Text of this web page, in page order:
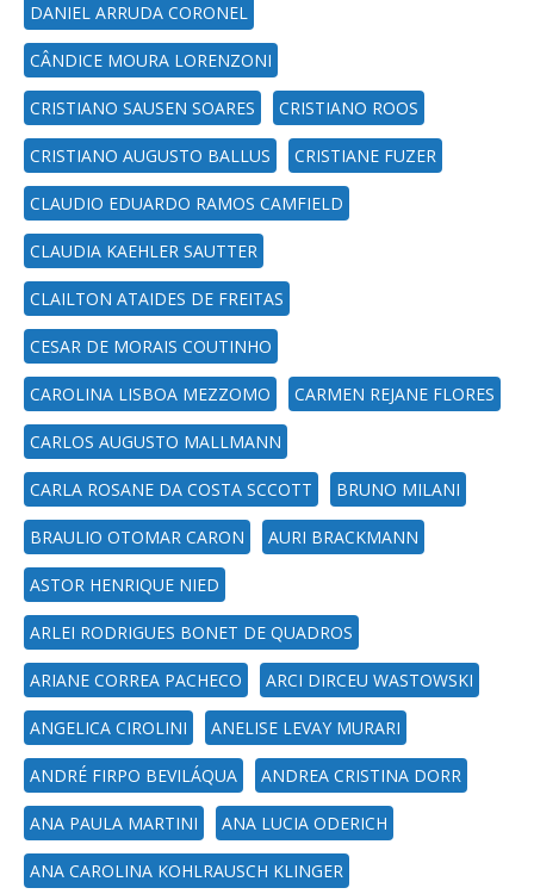
DANIEL ARRUDA CORONEL
CÂNDICE MOURA LORENZONI
CRISTIANO SAUSEN SOARES CRISTIANO ROOS
CRISTIANO AUGUSTO BALLUS CRISTIANE FUZER
CLAUDIO EDUARDO RAMOS CAMFIELD
CLAUDIA KAEHLER SAUTTER
CLAILTON ATAIDES DE FREITAS
CESAR DE MORAIS COUTINHO
CAROLINA LISBOA MEZZOMO CARMEN REJANE FLORES
CARLOS AUGUSTO MALLMANN
CARLA ROSANE DA COSTA SCCOTT BRUNO MILANI
BRAULIO OTOMAR CARON AURI BRACKMANN
ASTOR HENRIQUE NIED
ARLEI RODRIGUES BONET DE QUADROS
ARIANE CORREA PACHECO ARCI DIRCEU WASTOWSKI
ANGELICA CIROLINI ANELISE LEVAY MURARI
ANDRÉ FIRPO BEVILÁQUA ANDREA CRISTINA DORR
ANA PAULA MARTINI ANA LUCIA ODERICH
ANA CAROLINA KOHLRAUSCH KLINGER